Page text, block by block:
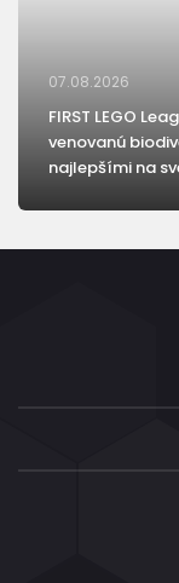
07.08.2026
FIRST LEGO
venovanú
najlepšími na